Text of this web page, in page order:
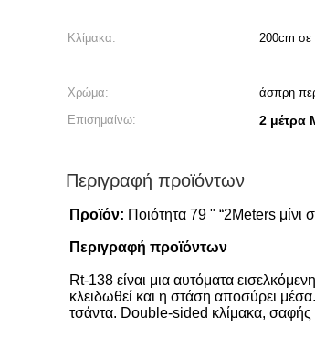
Κλίμακα:
200cm σε
Χρώμα:
άσπρη
Επισημαίνω:
2 μέτρα
Περιγραφή προϊόντων
Προϊόν: Ποιότητα 79 " “2Meters
Περιγραφή προϊόντων
Rt-138 είναι μια αυτόματα
κλειδωθεί και η στάση αποσύρει
τσάντα. Double-sided κλίμακα,